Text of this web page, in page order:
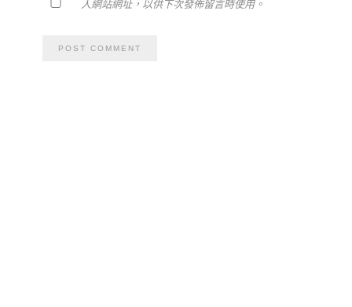
人網站網址，以供下次發佈留言時使用。